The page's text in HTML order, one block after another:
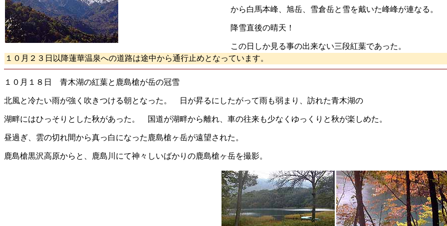
から白馬本峰、旭岳、雪倉岳と雪を戴いた峰峰が連なる。
降雪直後の晴天！
この日しか見る事の出来ない三段紅葉であった。
１０月２３日以降蓮華温泉への道路は途中から通行止めとなっています。
１０月１８日 青木湖の紅葉と鹿島槍が岳の冠雪
北風と冷たい雨が強く吹きつける朝となった。 日が昇るにしたがって雨も弱まり、訪れた青木湖の
湖畔にはひっそりとした秋があった。 国道が湖畔から離れ、車の往来も少なくゆっくりと秋が楽しめた。
昼過ぎ、雲の切れ間から真っ白になった鹿島槍ヶ岳が遠望された。
鹿島槍黒沢高原からと、鹿島川にて神々しいばかりの鹿島槍ヶ岳を撮影。